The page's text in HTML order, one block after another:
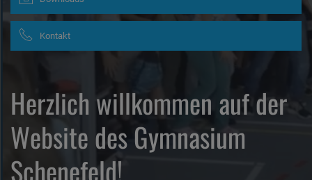
Kontakt
Herzlich willkommen auf der
Website des Gymnasium
Schenefeld!